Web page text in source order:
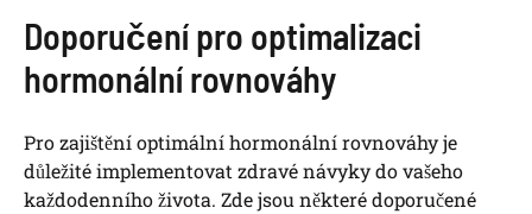
Doporučení pro optimalizaci
hormonální rovnováhy
Pro zajištění optimální hormonální rovnováhy je
důležité implementovat zdravé návyky do vašeho
každodenního života. Zde jsou některé doporučené